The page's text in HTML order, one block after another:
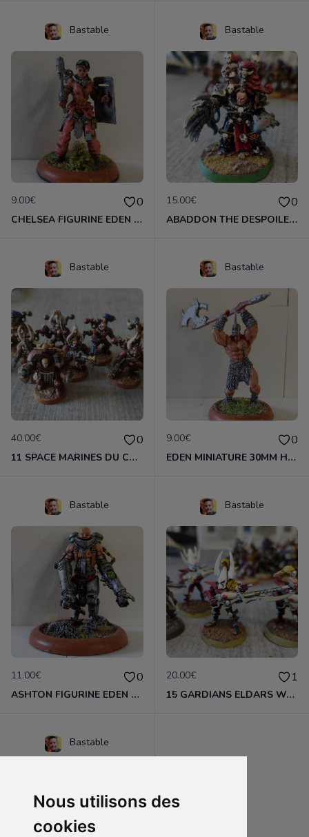
Nous utilisons des
cookies
Bastable
9.00€ 0
CHELSEA FIGURINE EDEN 30MM + CARTE PROFIL
Bastable
15.00€ 0
ABADDON THE DESPOILER WARHAMMER 40K METAL 30MM
Bastable
40.00€ 0
11 SPACE MARINES DU CHAOS WARHAMMER 40K
Bastable
9.00€ 0
EDEN MINIATURE 30MM HOMME-FUREUR + CARTE
Bastable
11.00€ 0
ASHTON FIGURINE EDEN 40MM + CARTE PROFIL
Bastable
20.00€ 1
15 GARDIANS ELDARS WARHAMMER 40K
Bastable